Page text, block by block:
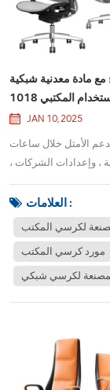
مادة معدنية شبكية
المكتبي 1018
JAN 10, 2025
والدعم الأمثل خلال ساعات
، وإعدادات الشركات ،
العلامات :
لكرسي المكتب
مورد كرسي المكتب
لكرسي شبكي